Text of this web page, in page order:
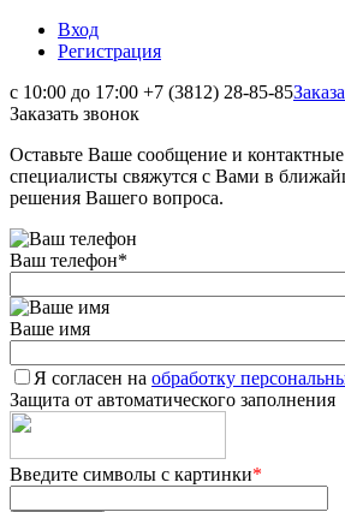
Вход
Регистрация
с 10:00 до 17:00 +7 (3812) 28-85-85
Заказать звонок
Оставьте Ваше сообщение и
специалисты свяжутся с Вами в
решения Вашего вопроса.
Ваш телефон*
Ваше имя
Я согласен на обработку
Защита от автоматического заполнения
Введите символы с картинки*